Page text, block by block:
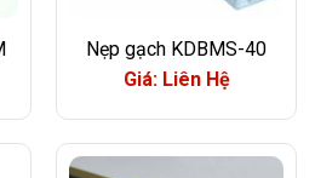
Nẹp gạch KDBMS-40
Giá: Liên Hệ